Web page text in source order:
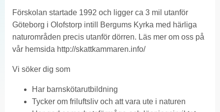
Förskolan startade 1992 och ligger ca 3 mil utanför
Göteborg i Olofstorp intill Bergums Kyrka med härliga
naturområden precis utanför dörren. Läs mer om oss på
vår hemsida http://skattkammaren.info/
Vi söker dig som
Har barnskötarutbildning
Tycker om friluftsliv och att vara ute i naturen